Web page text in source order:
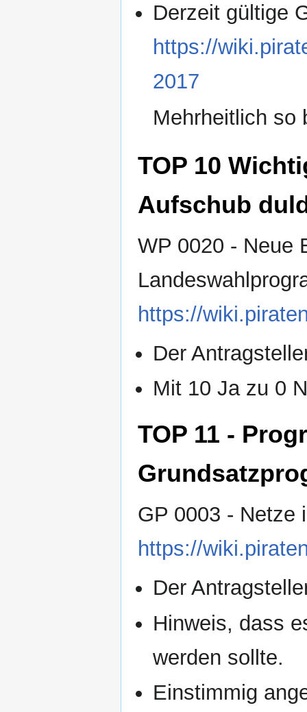
Derzeit gültige
https://
2017
Mehrheitlich so
TOP 10
Aufschub
WP 0020 - Neue
https://
Der
Mit 10 Ja zu 0
TOP 11 -
GP 0003 - Netze
https://
Der
Hinweis, dass
werden sollte.
Einstimmig